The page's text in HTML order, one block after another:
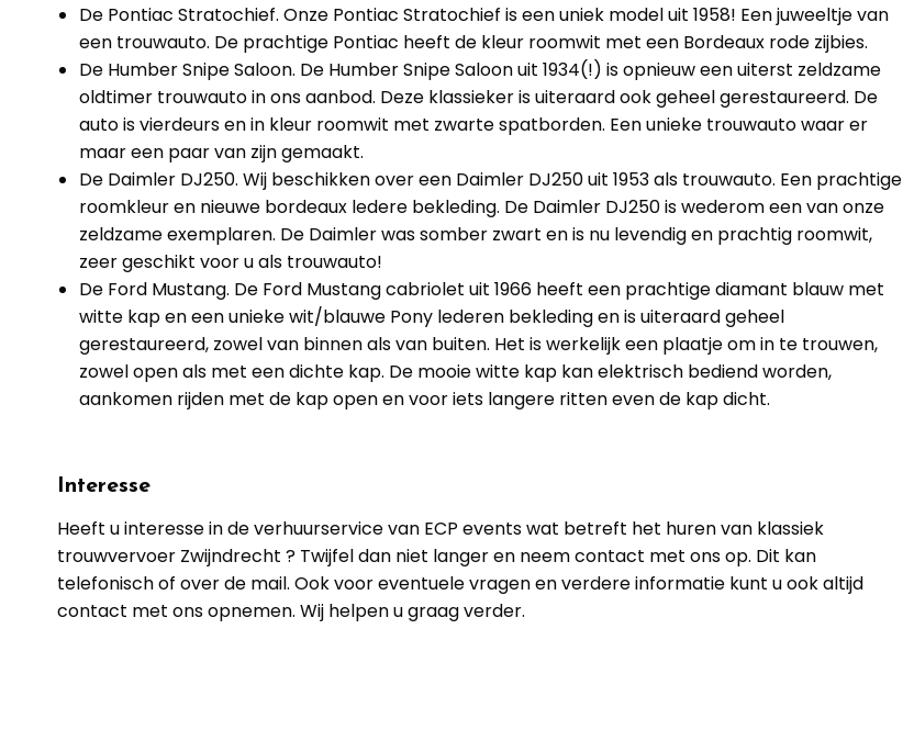
De Pontiac Stratochief. Onze Pontiac Stratochief is een uniek model uit 1958! Een juweeltje van
een trouwauto. De prachtige Pontiac heeft de kleur roomwit met een Bordeaux rode zijbies.
De Humber Snipe Saloon. De Humber Snipe Saloon uit 1934(!) is opnieuw een uiterst zeldzame
oldtimer trouwauto in ons aanbod. Deze klassieker is uiteraard ook geheel gerestaureerd. De
auto is vierdeurs en in kleur roomwit met zwarte spatborden. Een unieke trouwauto waar er
maar een paar van zijn gemaakt.
De Daimler DJ250. Wij beschikken over een Daimler DJ250 uit 1953 als trouwauto. Een prachtige
roomkleur en nieuwe bordeaux ledere bekleding. De Daimler DJ250 is wederom een van onze
zeldzame exemplaren. De Daimler was somber zwart en is nu levendig en prachtig roomwit,
zeer geschikt voor u als trouwauto!
De Ford Mustang. De Ford Mustang cabriolet uit 1966 heeft een prachtige diamant blauw met
witte kap en een unieke wit/blauwe Pony lederen bekleding en is uiteraard geheel
gerestaureerd, zowel van binnen als van buiten. Het is werkelijk een plaatje om in te trouwen,
zowel open als met een dichte kap. De mooie witte kap kan elektrisch bediend worden,
aankomen rijden met de kap open en voor iets langere ritten even de kap dicht.
Interesse
Heeft u interesse in de verhuurservice van ECP events wat betreft het huren van klassiek
trouwvervoer Zwijndrecht ? Twijfel dan niet langer en neem contact met ons op. Dit kan
telefonisch of over de mail. Ook voor eventuele vragen en verdere informatie kunt u ook altijd
contact met ons opnemen. Wij helpen u graag verder.